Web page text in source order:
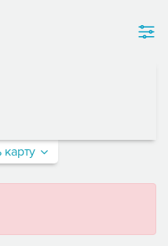
карту